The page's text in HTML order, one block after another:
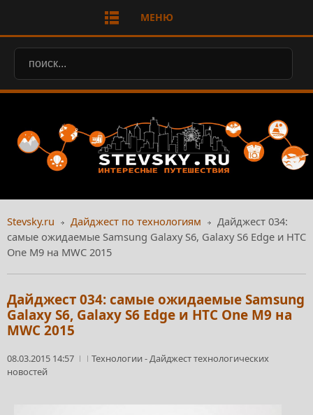
МЕНЮ
Stevsky.ru Дайджест по технологиям
Дайджест 034:
самые ожидаемые Samsung Galaxy S6, Galaxy S6 Edge и HTC
One M9 на MWC 2015
Дайджест 034: самые ожидаемые Samsung
Galaxy S6, Galaxy S6 Edge и HTC One M9 на
MWC 2015
08.03.2015 14:57 Технологии-Дайджест технологических
новостей